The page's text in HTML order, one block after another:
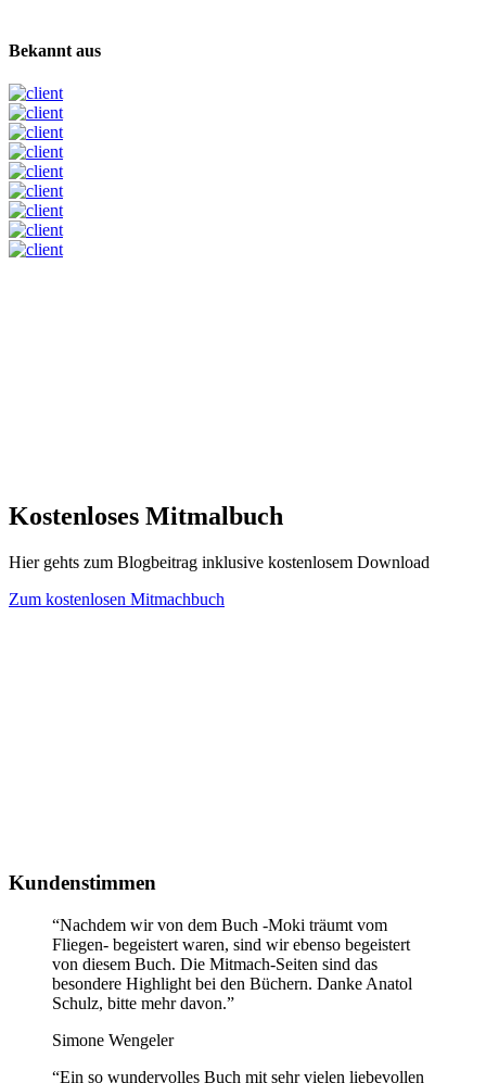
Bekannt aus
Kostenloses Mitmalbuch
Hier gehts zum Blogbeitrag inklusive kostenlosem Download
Zum kostenlosen Mitmachbuch
Kundenstimmen
“Nachdem wir von dem Buch -Moki träumt vom
Fliegen- begeistert waren, sind wir ebenso begeistert
von diesem Buch. Die Mitmach-Seiten sind das
besondere Highlight bei den Büchern. Danke Anatol
Schulz, bitte mehr davon.”
Simone Wengeler
“Ein so wundervolles Buch mit sehr vielen liebevollen